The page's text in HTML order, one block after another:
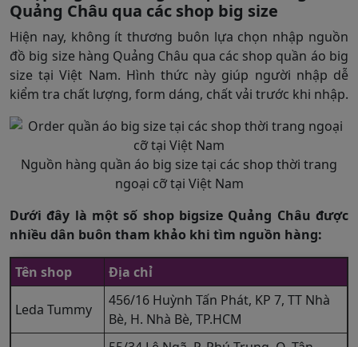
Quảng Châu qua các shop big size
Hiện nay, không ít thương buôn lựa chọn nhập nguồn
đồ big size hàng Quảng Châu qua các shop quần áo big
size tại Việt Nam. Hình thức này giúp người nhập dễ
kiểm tra chất lượng, form dáng, chất vải trước khi nhập.
Nguồn hàng quần áo big size tại các shop thời trang
ngoại cỡ tại Việt Nam
Dưới đây là một số shop bigsize Quảng Châu được
nhiều dân buôn tham khảo khi tìm nguồn hàng:
Tên shop Địa chỉ
Leda Tummy
456/16 Huỳnh Tấn Phát, KP 7, TT Nhà
Bè, H. Nhà Bè, TP.HCM